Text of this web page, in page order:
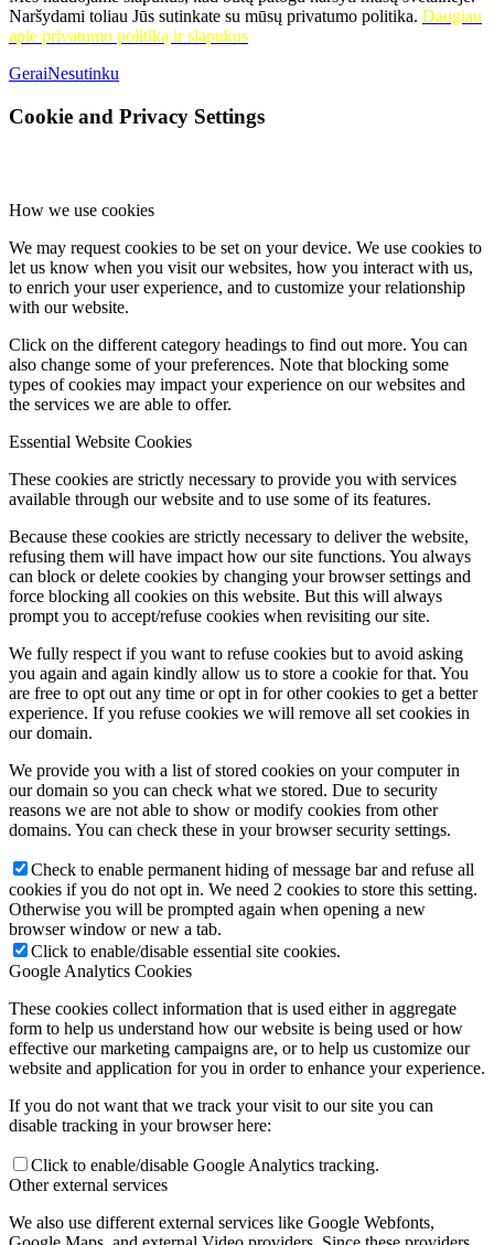
Naršydami toliau Jūs sutinkate su mūsų privatumo politika. Daugiau
apie privatumo politiką ir slapukus
GeraiNesutinku
Cookie and Privacy Settings
How we use cookies
We may request cookies to be set on your device. We use cookies to
let us know when you visit our websites, how you interact with us,
to enrich your user experience, and to customize your relationship
with our website.
Click on the different category headings to find out more. You can
also change some of your preferences. Note that blocking some
types of cookies may impact your experience on our websites and
the services we are able to offer.
Essential Website Cookies
These cookies are strictly necessary to provide you with services
available through our website and to use some of its features.
Because these cookies are strictly necessary to deliver the website,
refusing them will have impact how our site functions. You always
can block or delete cookies by changing your browser settings and
force blocking all cookies on this website. But this will always
prompt you to accept/refuse cookies when revisiting our site.
We fully respect if you want to refuse cookies but to avoid asking
you again and again kindly allow us to store a cookie for that. You
are free to opt out any time or opt in for other cookies to get a better
experience. If you refuse cookies we will remove all set cookies in
our domain.
We provide you with a list of stored cookies on your computer in
our domain so you can check what we stored. Due to security
reasons we are not able to show or modify cookies from other
domains. You can check these in your browser security settings.
Check to enable permanent hiding of message bar and refuse all
cookies if you do not opt in. We need 2 cookies to store this setting.
Otherwise you will be prompted again when opening a new
browser window or new a tab.
Click to enable/disable essential site cookies.
Google Analytics Cookies
These cookies collect information that is used either in aggregate
form to help us understand how our website is being used or how
effective our marketing campaigns are, or to help us customize our
website and application for you in order to enhance your experience.
If you do not want that we track your visit to our site you can
disable tracking in your browser here:
Click to enable/disable Google Analytics tracking.
Other external services
We also use different external services like Google Webfonts,